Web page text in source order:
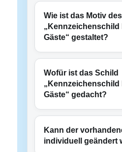
Wie ist das Motiv
„Kennzeichenschild
Gäste“ gestaltet?
Wofür ist das Schild
„Kennzeichenschild
Gäste“ gedacht?
Kann der
individuell geändert